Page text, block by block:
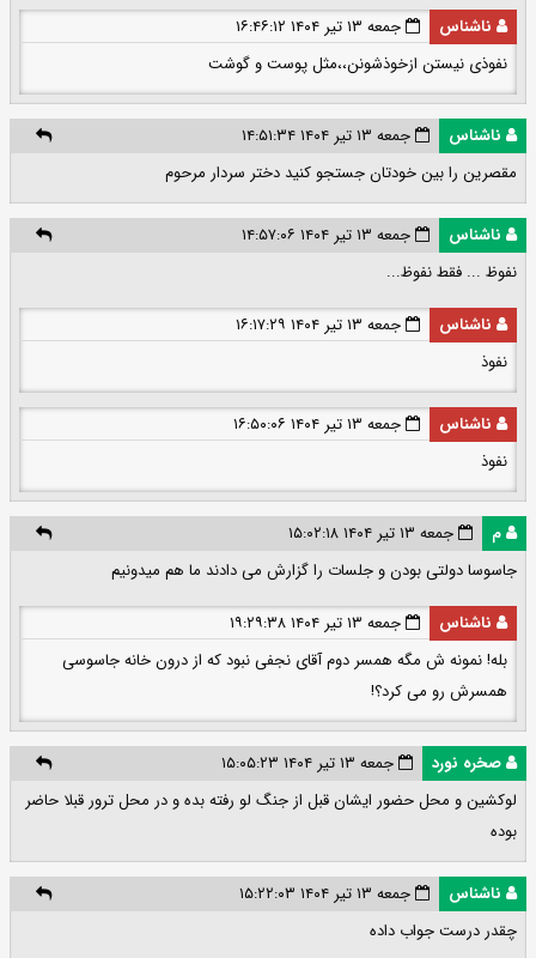
ناشناس
جمعه ۱۳ تیر ۱۴۰۴ ۱۶:۴۶:۱۲
نفوذی نیستن ازخوذشونن،،مثل پوست و گوشت
ناشناس
جمعه ۱۳ تیر ۱۴۰۴ ۱۴:۵۱:۳۴
مقصرین را بین خودتان جستجو کنید دختر سردار مرحوم
ناشناس
جمعه ۱۳ تیر ۱۴۰۴ ۱۴:۵۷:۰۶
نفوظ ... فقط نفوظ...
ناشناس
جمعه ۱۳ تیر ۱۴۰۴ ۱۶:۱۷:۲۹
نفوذ
ناشناس
جمعه ۱۳ تیر ۱۴۰۴ ۱۶:۵۰:۰۶
نفوذ
م
جمعه ۱۳ تیر ۱۴۰۴ ۱۵:۰۲:۱۸
جاسوسا دولتی بودن و جلسات را گزارش می دادند ما هم میدونیم
ناشناس
جمعه ۱۳ تیر ۱۴۰۴ ۱۹:۲۹:۳۸
بله! نمونه ش مگه همسر دوم آقای نجفی نبود که از درون خانه جاسوسی
همسرش رو می کرد؟!
صخره نورد
جمعه ۱۳ تیر ۱۴۰۴ ۱۵:۰۵:۲۳
لوکشین و محل حضور ایشان قبل از جنگ لو رفته بده و در محل ترور قبلا حاضر
بوده
ناشناس
جمعه ۱۳ تیر ۱۴۰۴ ۱۵:۲۲:۰۳
چقدر درست جواب داده